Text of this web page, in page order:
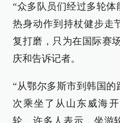
“众多队员们经过多轮
热身动作到持杖健步走
复打磨，只为在国际赛
庆和告诉记者。
“从鄂尔多斯市到韩国
次乘坐了从山东威海
轮。许多人表示，坐游